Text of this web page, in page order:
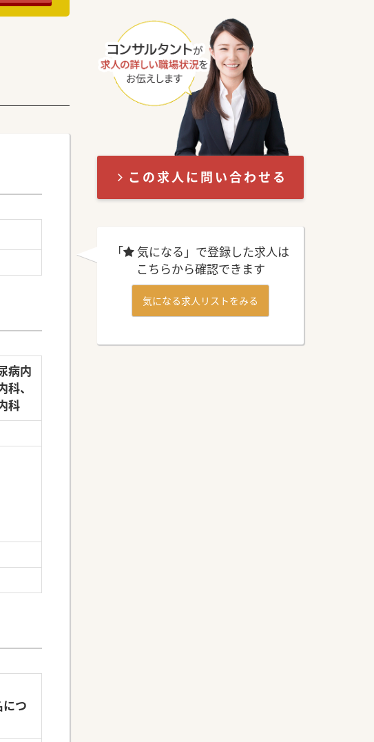
病内
、
科
つ
この求人に問い合わせる
「
気になる」で登録した求人は
こちらから確認できます
気になる求人リストをみる